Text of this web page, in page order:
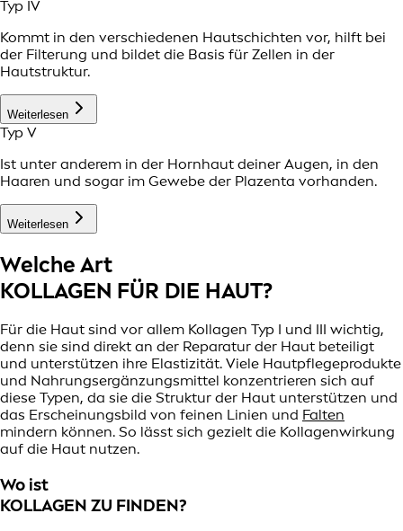
Typ IV
Kommt in den verschiedenen Hautschichten vor, hilft bei
der Filterung und bildet die Basis für Zellen in der
Hautstruktur.
Weiterlesen
Typ V
Ist unter anderem in der Hornhaut deiner Augen, in den
Haaren und sogar im Gewebe der Plazenta vorhanden.
Weiterlesen
Welche Art
KOLLAGEN FÜR DIE HAUT?
Für die Haut sind vor allem Kollagen Typ I und III wichtig,
denn sie sind direkt an der Reparatur der Haut beteiligt
und unterstützen ihre Elastizität. Viele Hautpflegeprodukte
und Nahrungsergänzungsmittel konzentrieren sich auf
diese Typen, da sie die Struktur der Haut unterstützen und
das Erscheinungsbild von feinen Linien und Falten
mindern können. So lässt sich gezielt die Kollagenwirkung
auf die Haut nutzen.
Wo ist
KOLLAGEN ZU FINDEN?